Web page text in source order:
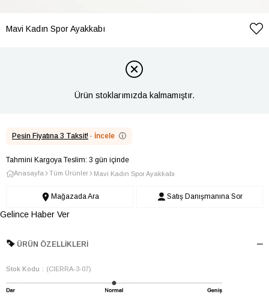
Mavi Kadın Spor Ayakkabı
Ürün stoklarımızda kalmamıştır.
Peşin Fiyatına 3 Taksit! · İncele ⓘ
Tahmini Kargoya Teslim: 3 gün içinde
Anasayfa Tüm Ürünler Mavi Kadın Spor Ayakkabı
Mağazada Ara Satış Danışmanına Sor
Gelince Haber Ver
ÜRÜN ÖZELLIKLERI
Stok Kodu (CIERRA-3-07)